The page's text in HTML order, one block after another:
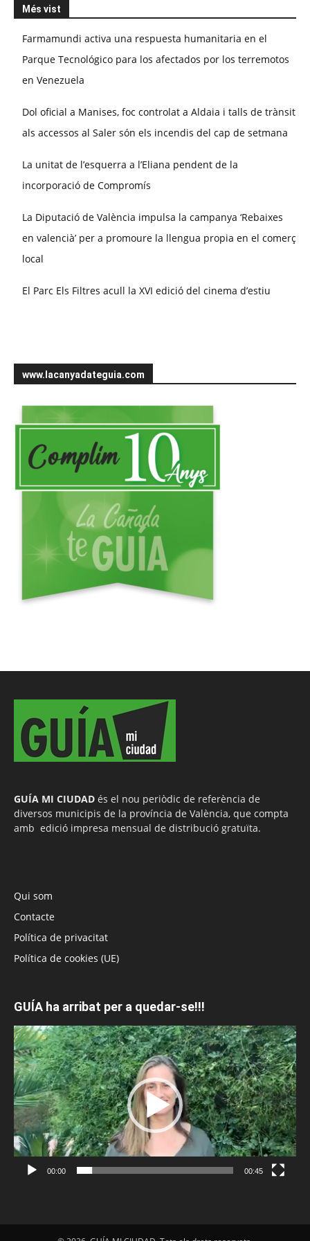
Més vist
Farmamundi activa una respuesta humanitaria en el
Parque Tecnológico para los afectados por los terremotos
en Venezuela
Dol oficial a Manises, foc controlat a Aldaia i talls de trànsit
als accessos al Saler són els incendis del cap de setmana
La unitat de l’esquerra a l’Eliana pendent de la
incorporació de Compromís
La Diputació de València impulsa la campanya ‘Rebaixes
en valencià’ per a promoure la llengua propia en el comerç
local
El Parc Els Filtres acull la XVI edició del cinema d’estiu
www.lacanyadateguia.com
GUÍA MI CIUDAD és el nou periòdic de referència de
diversos municipis de la província de València, que compta
amb edició impresa mensual de distribució gratuïta.
Qui som
Contacte
Política de privacitat
Política de cookies (UE)
GUÍA ha arribat per a quedar-se!!!
Reproductor
de
vídeo
00:00 00:45